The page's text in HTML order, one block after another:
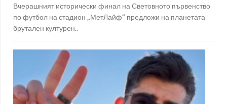
Вчерашният исторически финал на Световното първенство
по футбол на стадион „МетЛайф“ предложи на планетата
брутален културен..